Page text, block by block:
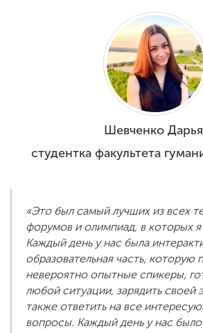
Шевченко
студентка факультета
«Это был самый лучших из всех
форумов и олимпиад, в которых я
Каждый день у нас была
образовательная часть, которую
невероятно опытные спикеры,
любой ситуации, зарядить своей
также ответить на все
вопросы. Каждый день у нас